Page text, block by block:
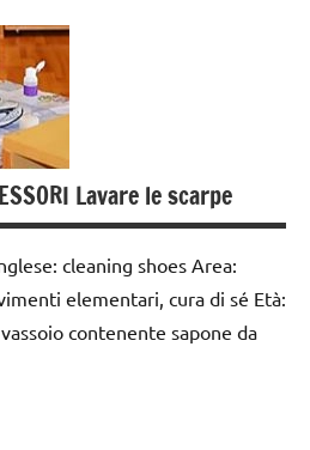
Lavare le scarpe
cleaning shoes Area:
elementari, cura di sé Età:
contenente sapone da